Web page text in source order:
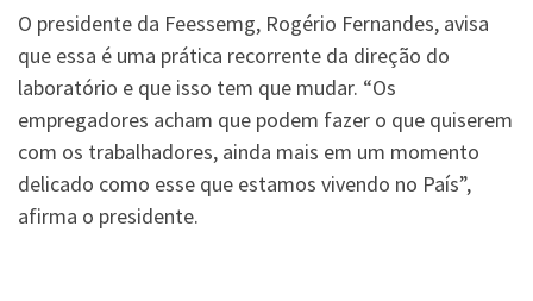
O presidente da Feessemg, Rogério Fernandes, avisa
que essa é uma prática recorrente da direção do
laboratório e que isso tem que mudar. “Os
empregadores acham que podem fazer o que quiserem
com os trabalhadores, ainda mais em um momento
delicado como esse que estamos vivendo no País”,
afirma o presidente.